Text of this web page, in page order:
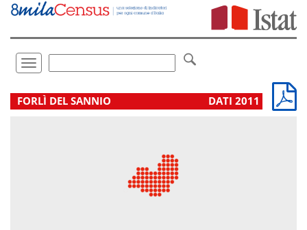
Vai
direttamente
Toggle
navigation
.
FORLÌ DEL SANNIO DATI 2011